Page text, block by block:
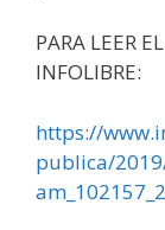
PARA LEER
INFOLIBRE:
https://
publica/